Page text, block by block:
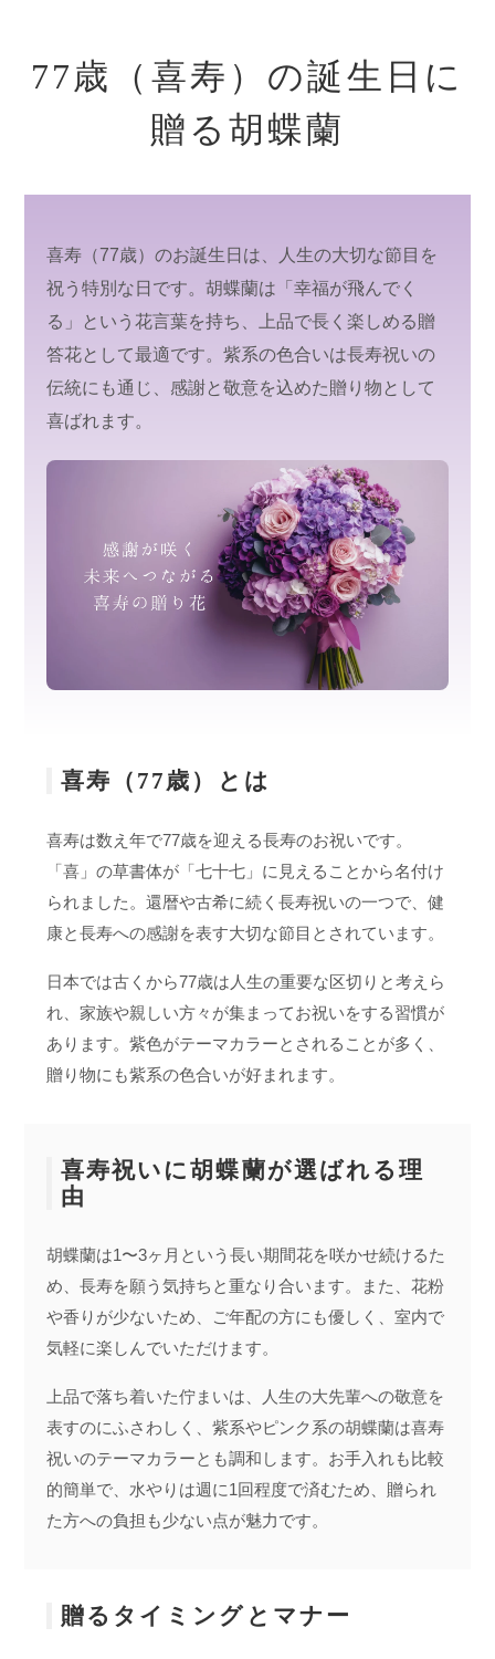
77歳（喜寿）の誕生日に
贈る胡蝶蘭
喜寿（77歳）のお誕生日は、人生の大切な節目を
祝う特別な日です。胡蝶蘭は「幸福が飛んでく
る」という花言葉を持ち、上品で長く楽しめる贈
答花として最適です。紫系の色合いは長寿祝いの
伝統にも通じ、感謝と敬意を込めた贈り物として
喜ばれます。
喜寿（77歳）とは
喜寿は数え年で77歳を迎える長寿のお祝いです。
「喜」の草書体が「七十七」に見えることから名付け
られました。還暦や古希に続く長寿祝いの一つで、健
康と長寿への感謝を表す大切な節目とされています。
日本では古くから77歳は人生の重要な区切りと考えら
れ、家族や親しい方々が集まってお祝いをする習慣が
あります。紫色がテーマカラーとされることが多く、
贈り物にも紫系の色合いが好まれます。
喜寿祝いに胡蝶蘭が選ばれる理
由
胡蝶蘭は1〜3ヶ月という長い期間花を咲かせ続けるた
め、長寿を願う気持ちと重なり合います。また、花粉
や香りが少ないため、ご年配の方にも優しく、室内で
気軽に楽しんでいただけます。
上品で落ち着いた佇まいは、人生の大先輩への敬意を
表すのにふさわしく、紫系やピンク系の胡蝶蘭は喜寿
祝いのテーマカラーとも調和します。お手入れも比較
的簡単で、水やりは週に1回程度で済むため、贈られ
た方への負担も少ない点が魅力です。
贈るタイミングとマナー